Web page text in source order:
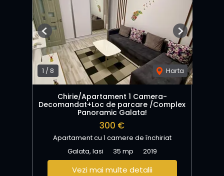
1 / 8 Harta
Previous Next
Chirie/Apartament 1 Camera-
Decomandat+Loc de parcare /Complex
Panoramic Galata!
300 €
Apartament cu 1 camere de închiriat
Galata, Iasi
35 mp 2019
Vezi mai multe detalii